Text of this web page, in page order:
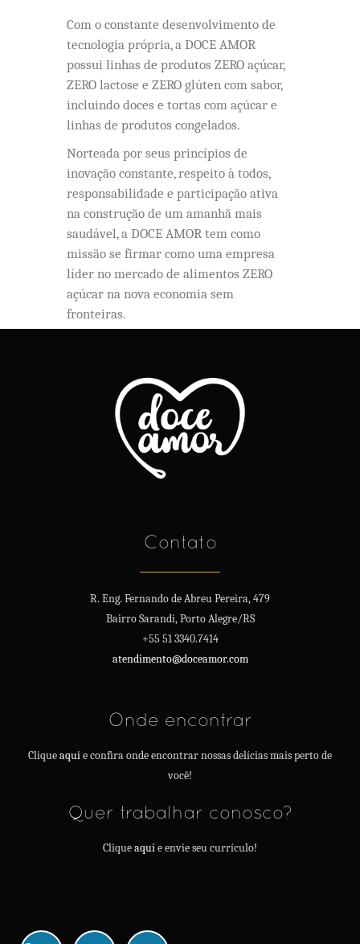
Com o constante desenvolvimento de
tecnologia própria, a DOCE AMOR
possui linhas de produtos ZERO açúcar,
ZERO lactose e ZERO glúten com sabor,
incluindo doces e tortas com açúcar e
linhas de produtos congelados.
Norteada por seus princípios de
inovação constante, respeito à todos,
responsabilidade e participação ativa
na construção de um amanhã mais
saudável, a DOCE AMOR tem como
missão se firmar como uma empresa
líder no mercado de alimentos ZERO
açúcar na nova economia sem
fronteiras.
Contato
R. Eng. Fernando de Abreu Pereira, 479
Bairro Sarandi, Porto Alegre/RS
+55 51 3340.7414
atendimento@doceamor.com
Onde encontrar
Cliqueaquie confira onde encontrar nossas delícias mais perto de
você!
Quer trabalhar conosco?
Cliqueaquie envie seu currículo!